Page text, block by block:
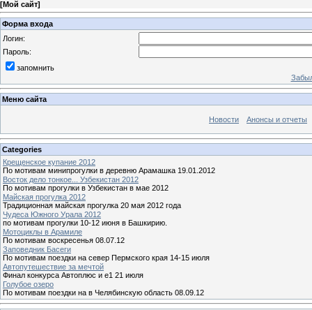
[Мой сайт]
Форма входа
Логин:
Пароль:
запомнить
Меню сайта
Новости Анонсы и отчеты
Categories
Крещенское купание 2012
По мотивам минипрогулки в деревню Арамашка 19.01.2012
Восток дело тонкое... Узбекистан 2012
По мотивам прогулки в Узбекистан в мае 2012
Майская прогулка 2012
Традиционная майская прогулка 20 мая 2012 года
Чудеса Южного Урала 2012
по мотивам прогулки 10-12 июня в Башкирию.
Мотоциклы в Арамиле
По мотивам воскресенья 08.07.12
Заповедник Басеги
По мотивам поездки на север Пермского края 14-15 июля
Автопутешествие за мечтой
Финал конкурса Автоплюс и е1 21 июля
Голубое озеро
По мотивам поездки на в Челябинскую область 08.09.12